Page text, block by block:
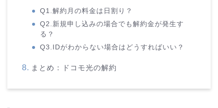
Q1.解約月の料金は日割り？
Q2.新規申し込みの場合でも解約金が発生す
る？
Q3.IDがわからない場合はどうすればいい？
まとめ：ドコモ光の解約